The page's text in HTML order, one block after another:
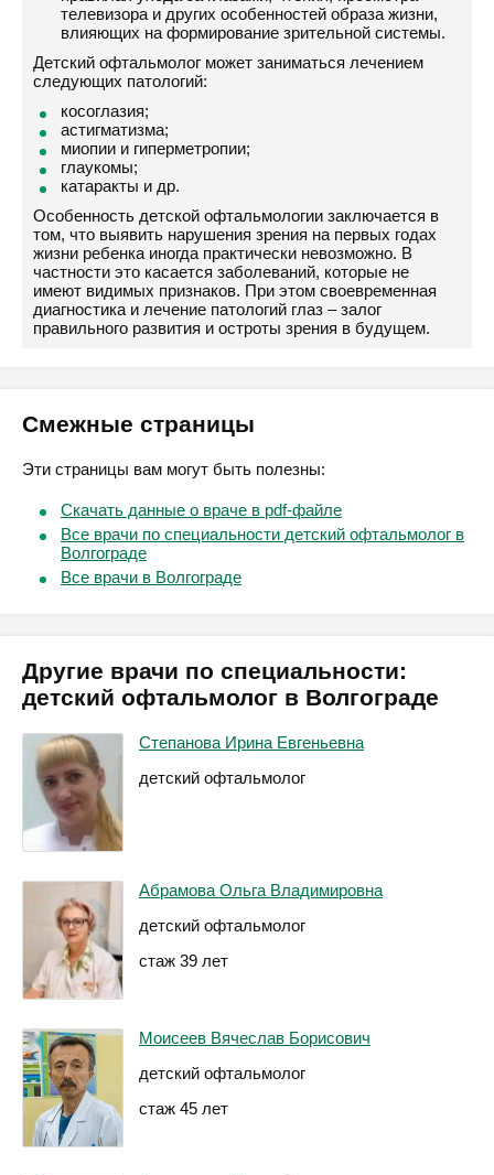
телевизора и других особенностей образа жизни,
влияющих на формирование зрительной системы.
Детский офтальмолог может заниматься лечением
следующих патологий:
косоглазия;
астигматизма;
миопии и гиперметропии;
глаукомы;
катаракты и др.
Особенность детской офтальмологии заключается в
том, что выявить нарушения зрения на первых годах
жизни ребенка иногда практически невозможно. В
частности это касается заболеваний, которые не
имеют видимых признаков. При этом своевременная
диагностика и лечение патологий глаз – залог
правильного развития и остроты зрения в будущем.
Смежные страницы
Эти страницы вам могут быть полезны:
Скачать данные о враче в pdf-файле
Все врачи по специальности детский офтальмолог в
Волгограде
Все врачи в Волгограде
Другие врачи по специальности:
детский офтальмолог в Волгограде
Степанова Ирина Евгеньевна
детский офтальмолог
Абрамова Ольга Владимировна
детский офтальмолог
стаж 39 лет
Моисеев Вячеслав Борисович
детский офтальмолог
стаж 45 лет